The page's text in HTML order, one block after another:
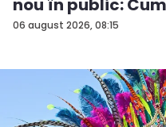
06 august 2026, 08:15
nou în public:
î...